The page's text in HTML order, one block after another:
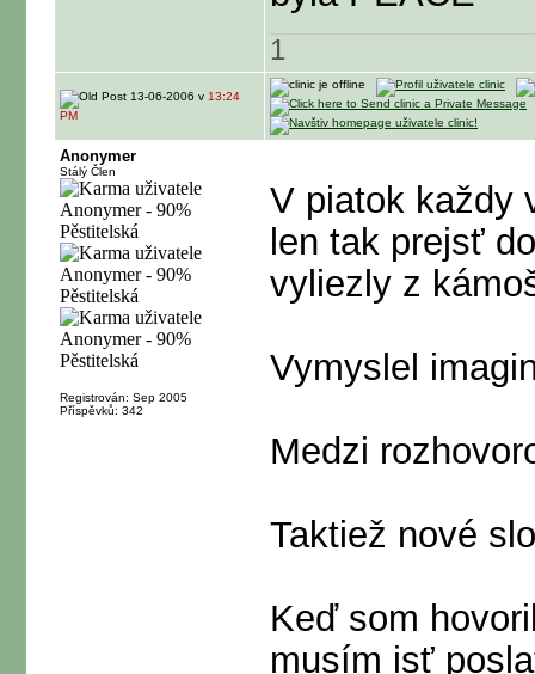
1
13-06-2006 v 13:24
PM
Anonymer
Stálý Člen
Registrován: Sep 2005
Příspěvků: 342
V piatok každy
len tak prejsť
vyliezly z
Vymyslel
Medzi
Taktiež nové
Keď som
musím isť